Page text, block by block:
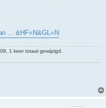
... &HF=N&GL=N
1 keer totaal gewijzigd.